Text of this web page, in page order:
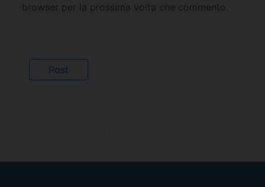
browser per la prossima volta che commento.